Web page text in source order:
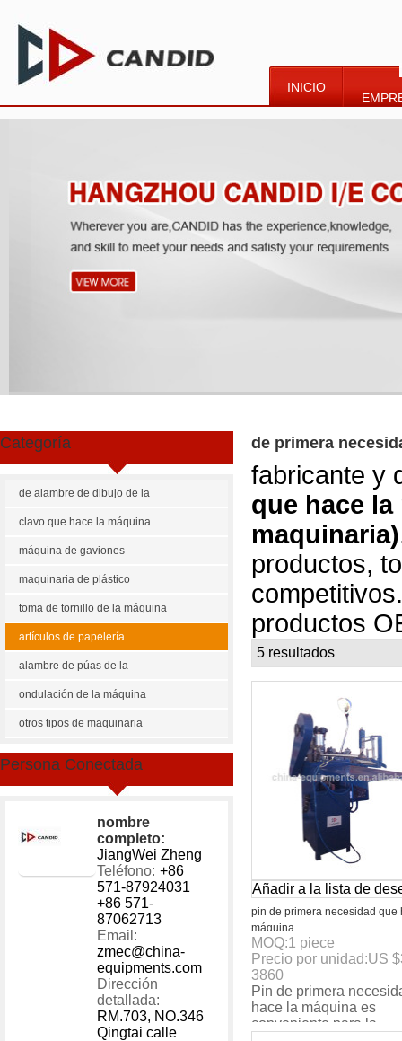
INICIO
Categoría
de alambre de dibujo de la
máquina
clavo que hace la máquina
máquina de gaviones
maquinaria de plástico
toma de tornillo de la máquina
artículos de papelería
maquinaria
alambre de púas de la
máquina
ondulación de la máquina
otros tipos de maquinaria
Persona Conectada
nombre
completo:
JiangWei Zheng
Teléfono: +86
571-87924031
+86 571-
87062713
Email:
zmec@china-
equipments.com
Dirección
detallada:
RM.703, NO.346
Qingtai calle
de primera
fabricante y
que hace
maquinaria)
productos,
productos
5 resultados
Añadir a la lista de
pin de primera necesidad que
máquina
MOQ:1 piece
Precio por unidad:US $
3860
Pin de primera
hace la máquina es
conveniente para la